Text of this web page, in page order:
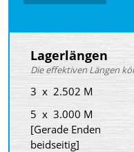
Lagerlängen
Die effektiven Längen
3 x 2.502 M
5 x 3.000 M
[Gerade Enden
beidseitig]